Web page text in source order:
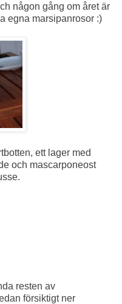
någon gång om året är
egna marsipanrosor :)
ett lager med
och mascarponeost
resten av
försiktigt ner